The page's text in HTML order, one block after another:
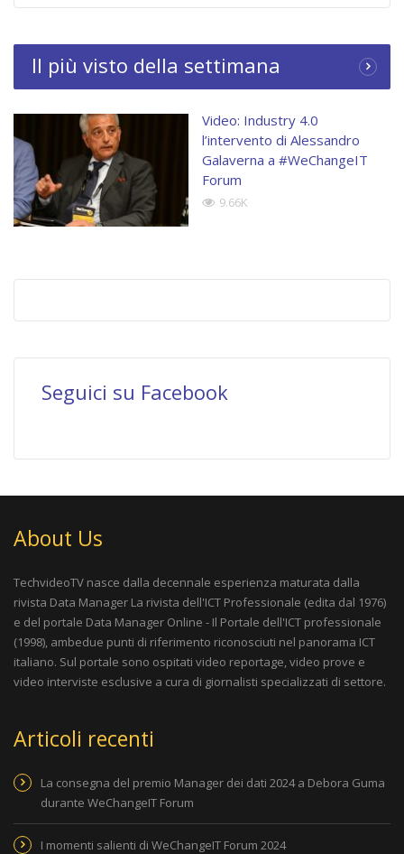
Il più visto della settimana
Video: Industry 4.0
l’intervento di Alessandro
Galaverna a #WeChangeIT
Forum
9.66K
Seguici su Facebook
About Us
TechvideoTV nasce dalla decennale esperienza maturata dalla
rivista Data Manager La rivista dell'ICT Professionale (edita dal 1976)
e del portale Data Manager Online - Il Portale dell'ICT professionale
(1998), ambedue punti di riferimento riconosciuti nel panorama ICT
italiano. Sul portale sono ospitati video reportage, video prove e
video interviste esclusive a cura di giornalisti specializzati di settore.
Articoli recenti
La consegna del premio Manager dei dati 2024 a Debora Guma
durante WeChangeIT Forum
I momenti salienti di WeChangeIT Forum 2024